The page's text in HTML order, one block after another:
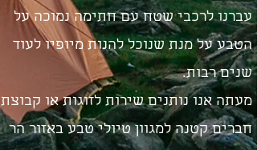
עברנו לרכבי שטח עם חתימה נמוכה על
הטבע על מנת שנוכל להנות מיופיו לעוד
שנים רבות.
מעתה אנו נותנים שירות לזוגות או קבוצת
חברים קטנה למגוון טיולי טבע באזור הר